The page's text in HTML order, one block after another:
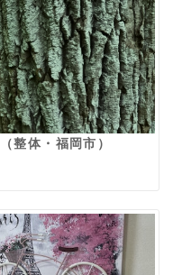
整体・福岡市）